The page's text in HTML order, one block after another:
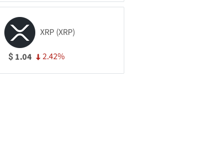
XRP (XRP)
$ 1.04 2.42%